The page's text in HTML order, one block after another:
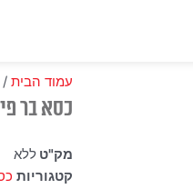
עמוד הבית /
כסא בר
מק"ט ללא
קטגוריות